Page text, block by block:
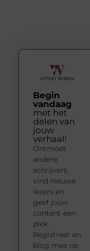
Begin
vandaag
met het
delen van
jouw
verhaal!
Ontmoet
andere
schrijvers,
vind nieuwe
lezers en
geef jouw
content een
plek.
Registreer en
blog mee op